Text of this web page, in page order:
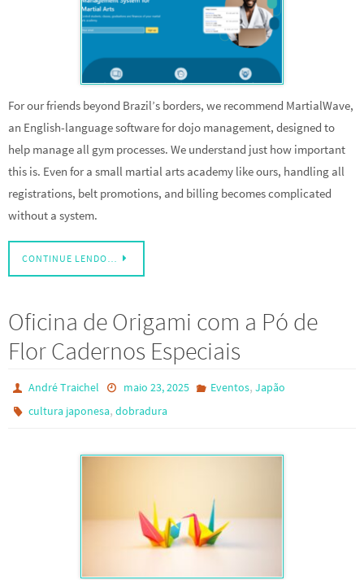
For our friends beyond Brazil’s borders, we recommend MartialWave,
an English-language software for dojo management, designed to
help manage all gym processes. We understand just how important
this is. Even for a small martial arts academy like ours, handling all
registrations, belt promotions, and billing becomes complicated
without a system.
CONTINUE LENDO…
Oficina de Origami com a Pó de
Flor Cadernos Especiais
André Traichel maio 23, 2025 Eventos, Japão
cultura japonesa,dobradura